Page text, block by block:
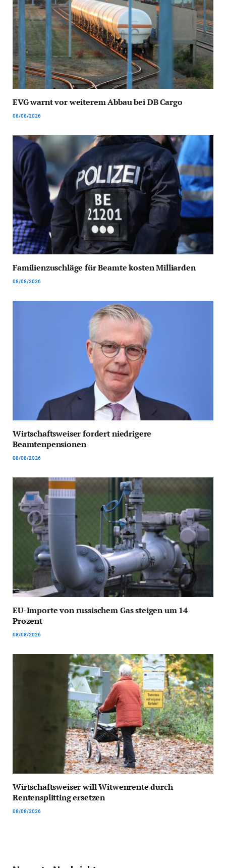
EVG warnt vor weiterem Abbau bei DB Cargo
08/08/2026
Familienzuschläge für Beamte kosten Milliarden
08/08/2026
Wirtschaftsweiser fordert niedrigere
Beamtenpensionen
08/08/2026
EU-Importe von russischem Gas steigen um 14
Prozent
08/08/2026
Wirtschaftsweiser will Witwenrente durch
Rentensplitting ersetzen
08/08/2026